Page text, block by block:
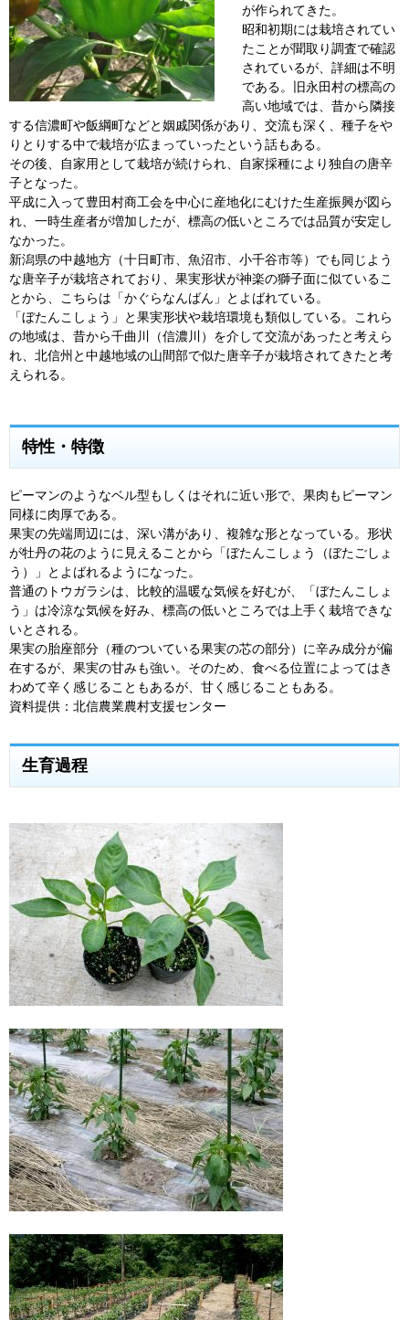
が作られてきた。
昭和初期には栽培されてい
たことが聞取り調査で確認
されているが、詳細は不明
である。旧永田村の標高の
高い地域では、昔から隣接
する信濃町や飯綱町などと姻戚関係があり、交流も深く、種子をや
りとりする中で栽培が広まっていったという話もある。
その後、自家用として栽培が続けられ、自家採種により独自の唐辛
子となった。
平成に入って豊田村商工会を中心に産地化にむけた生産振興が図ら
れ、一時生産者が増加したが、標高の低いところでは品質が安定し
なかった。
新潟県の中越地方（十日町市、魚沼市、小千谷市等）でも同じよう
な唐辛子が栽培されており、果実形状が神楽の獅子面に似ているこ
とから、こちらは「かぐらなんばん」とよばれている。
「ぼたんこしょう」と果実形状や栽培環境も類似している。これら
の地域は、昔から千曲川（信濃川）を介して交流があったと考えら
れ、北信州と中越地域の山間部で似た唐辛子が栽培されてきたと考
えられる。
特性・特徴
ピーマンのようなベル型もしくはそれに近い形で、果肉もピーマン
同様に肉厚である。
果実の先端周辺には、深い溝があり、複雑な形となっている。形状
が牡丹の花のように見えることから「ぼたんこしょう（ぼたごしょ
う）」とよばれるようになった。
普通のトウガラシは、比較的温暖な気候を好むが、「ぼたんこしょ
う」は冷涼な気候を好み、標高の低いところでは上手く栽培できな
いとされる。
果実の胎座部分（種のついている果実の芯の部分）に辛み成分が偏
在するが、果実の甘みも強い。そのため、食べる位置によってはき
わめて辛く感じることもあるが、甘く感じることもある。
資料提供：北信農業農村支援センター
生育過程